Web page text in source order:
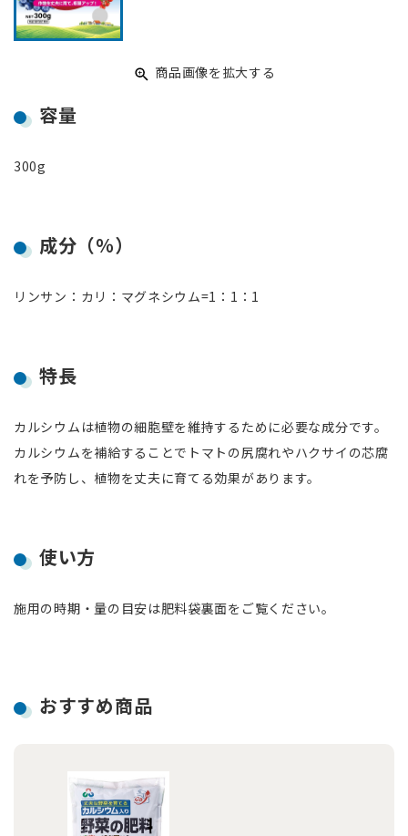
容量
300g
成分（％）
リンサン：カリ：マグネシウム=1：1：1
特長
カルシウムは植物の細胞壁を維持するために必要な成分です。
カルシウムを補給することでトマトの尻腐れやハクサイの芯腐
れを予防し、植物を丈夫に育てる効果があります。
使い方
施用の時期・量の目安は肥料袋裏面をご覧ください。
商品画像を拡大する
おすすめ商品